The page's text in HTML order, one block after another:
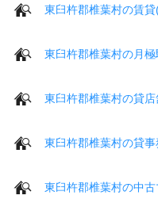
東臼杵郡椎葉村の賃
東臼杵郡椎葉村の月
東臼杵郡椎葉村の貸店
東臼杵郡椎葉村の貸事
東臼杵郡椎葉村の中